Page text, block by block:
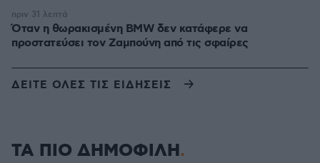
Όταν η θωρακισμένη BMW δεν κατάφερε να
προστατεύσει τον Ζαμπούνη από τις σφαίρες
πριν 31 λεπτά
ΔΕΙΤΕ ΟΛΕΣ ΤΙΣ ΕΙΔΗΣΕΙΣ
ΤΑ ΠΙΟ ΔΗΜΟΦΙΛΗ